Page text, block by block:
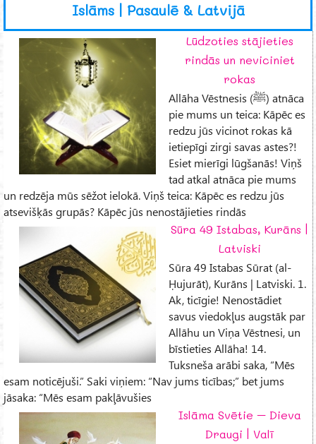
Islāms | Pasaulē & Latvijā
Lūdzoties stājieties
rindās un neviciniet
rokas
Allāha Vēstnesis (ﷺ) atnāca
pie mums un teica: Kāpēc es
redzu jūs vicinot rokas kā
ietiepīgi zirgi savas astes?!
Esiet mierīgi lūgšanās! Viņš
tad atkal atnāca pie mums
un redzēja mūs sēžot ielokā. Viņš teica: Kāpēc es redzu jūs
atsevišķās grupās? Kāpēc jūs nenostājieties rindās
Sūra 49 Istabas, Kurāns |
Latviski
Sūra 49 Istabas Sūrat (al-
Ḥujurāt), Kurāns | Latviski. 1.
Ak, ticīgie! Nenostādiet
savus viedokļus augstāk par
Allāhu un Viņa Vēstnesi, un
bīstieties Allāha! 14.
Tuksneša arābi saka, “Mēs
esam noticējuši.” Saki viņiem: “Nav jums ticības;” bet jums
jāsaka: “Mēs esam pakļāvušies
Islāma Svētie – Dieva
Draugi | Valī